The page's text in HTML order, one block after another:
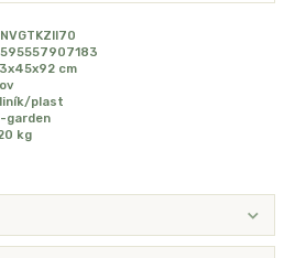
cm
plast
garden
kg